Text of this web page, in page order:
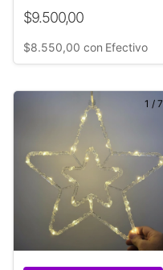
Bodas y Eventos
$9.500,00
$8.550,00 con Efectivo
1 / 7